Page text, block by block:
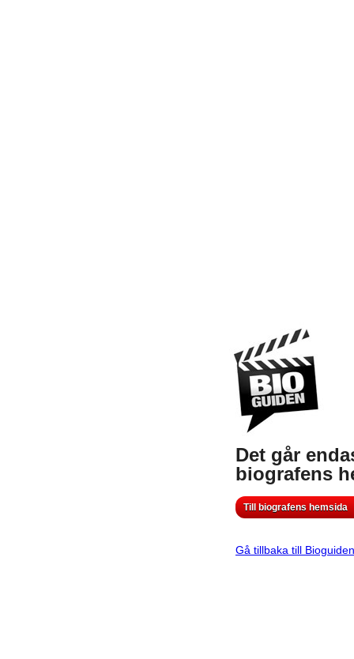
Det går
biografens
Till biografens hemsida
Gå tillbaka till Bioguiden